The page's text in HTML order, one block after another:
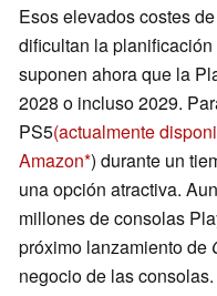
Esos elevados costes
dificultan la
suponen ahora que la
2028 o incluso 2029.
PS5(actualmente
Amazon ) durante un
una opción atractiva.
millones de consolas
próximo lanzamiento de
negocio de las